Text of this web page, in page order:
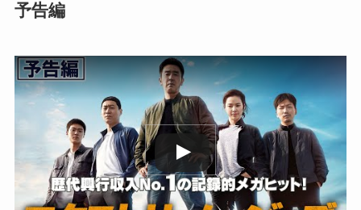
予告編
この動画を YouTube で視聴